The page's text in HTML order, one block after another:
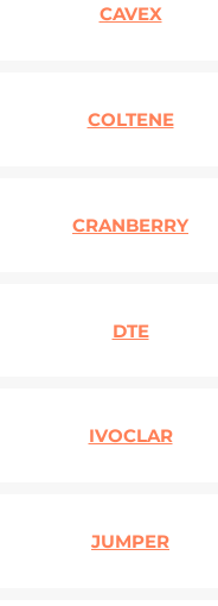
CAVEX
COLTENE
CRANBERRY
DTE
IVOCLAR
JUMPER